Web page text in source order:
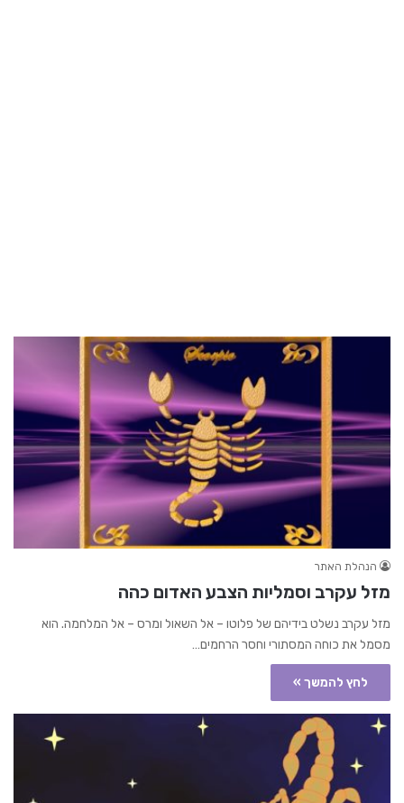
הנהלת האתר
מזל עקרב וסמליות הצבע האדום כהה
מזל עקרב נשלט בידיהם של פלוטו – אל השאול ומרס – אל המלחמה. הוא
מסמל את כוחה המסתורי וחסר הרחמים…
לחץ להמשך »